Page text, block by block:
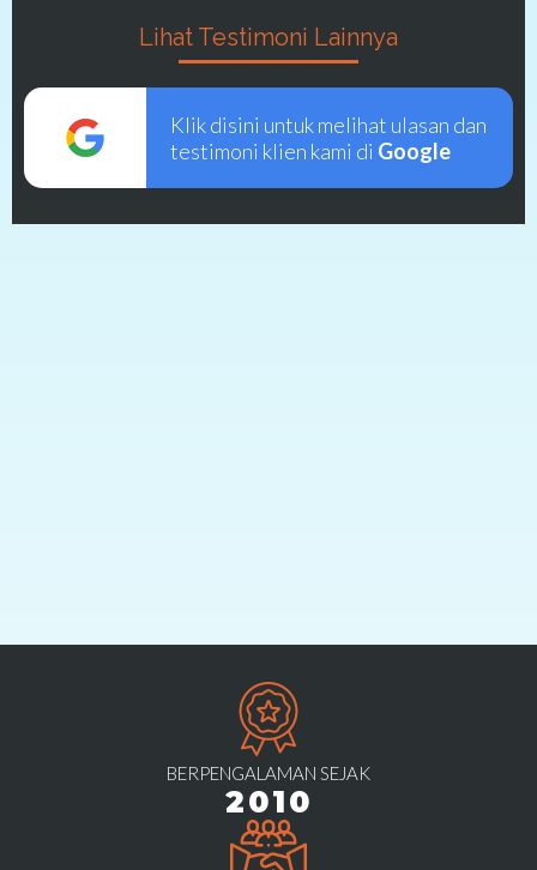
Lihat Testimoni Lainnya
Klik disini untuk melihat ulasan dan
testimoni klien kami di Google
BERPENGALAMAN SEJAK
2010